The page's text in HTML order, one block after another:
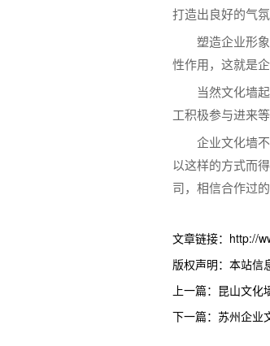
打造出良好的气
塑造企业形
性作用，这就是
当然文化墙
工积极参与进来等
企业文化墙
以这样的方式而
司，相信合作过
文章链接：http://
版权声明：本站信
上一篇：昆山文
下一篇：苏州企业